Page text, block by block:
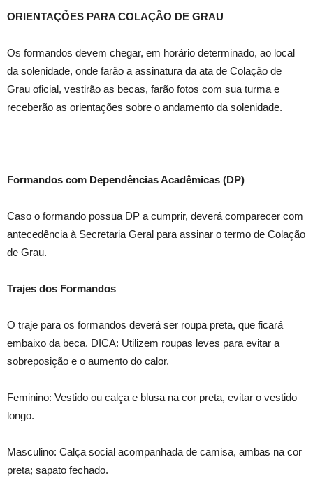
ORIENTAÇÕES PARA COLAÇÃO DE GRAU
Os formandos devem chegar, em horário determinado, ao local
da solenidade, onde farão a assinatura da ata de Colação de
Grau oficial, vestirão as becas, farão fotos com sua turma e
receberão as orientações sobre o andamento da solenidade.
Formandos com Dependências Acadêmicas (DP)
Caso o formando possua DP a cumprir, deverá comparecer com
antecedência à Secretaria Geral para assinar o termo de Colação
de Grau.
Trajes dos Formandos
O traje para os formandos deverá ser roupa preta, que ficará
embaixo da beca. DICA: Utilizem roupas leves para evitar a
sobreposição e o aumento do calor.
Feminino: Vestido ou calça e blusa na cor preta, evitar o vestido
longo.
Masculino: Calça social acompanhada de camisa, ambas na cor
preta; sapato fechado.